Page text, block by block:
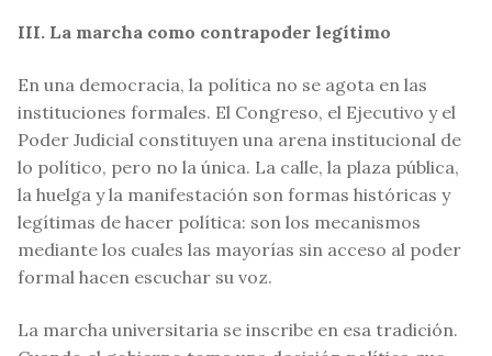
III. La marcha como contrapoder legítimo
En una democracia, la política no se agota en las
instituciones formales. El Congreso, el Ejecutivo y el
Poder Judicial constituyen una arena institucional de
lo político, pero no la única. La calle, la plaza pública,
la huelga y la manifestación son formas históricas y
legítimas de hacer política: son los mecanismos
mediante los cuales las mayorías sin acceso al poder
formal hacen escuchar su voz.
La marcha universitaria se inscribe en esa tradición.